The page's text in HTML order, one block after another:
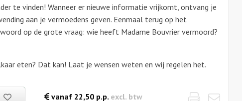
te vinden! Wanneer er nieuwe informatie vrijkomt, ontvang je
aan je vermoedens geven. Eenmaal terug op het
op de grote vraag: wie heeft Madame Bouvrier vermoord?
eten? Dat kan! Laat je wensen weten en wij regelen het.
Bewaarde vanaf 22,50 p.p. excl. btw Email
Print